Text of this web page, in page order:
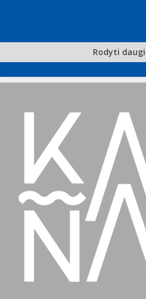
Rodyti